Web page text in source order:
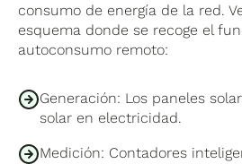
consumo de energía de la red.
esquema donde se recoge el
autoconsumo remoto:
Generación: Los paneles
solar en electricidad.
Medición: Contadores